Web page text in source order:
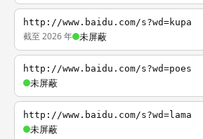
http://www.baidu.com/s?wd=kupa
截至 2026 年 未屏蔽
http://www.baidu.com/s?wd=poes
未屏蔽
http://www.baidu.com/s?wd=lama
未屏蔽